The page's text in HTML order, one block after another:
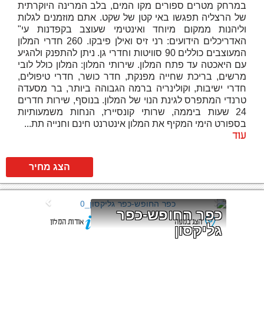
במרחק מטרים ספורים מקו המים, בלב המרינה היוקרתית
של הרצליה תפגשו באי קטן של שקט. אתם מוזמנים לגלות
וליהנות ממקום מיוחד ואינטימי שעוצב בקפדנות עי"
האדריכלים הידועים: רני זיס ואילן פיבקו. 260 חדרי המלון
המעוצבים כוללים 90 סוויטות וחדרי גן. ניתן להתפנק ולהגיע
עם היאכטה עד פתח המלון. שירותי המלון: המלון כולל לובי
מרשים, בריכת שחייה מפנקת, חדר כושר, חדרי טיפולים,
חדרי ישיבות, וקולינריה ברמה הגבוהה ביותר, בר מסעדה
טרנדי המתפרס לגינת הנוי של המלון. בנוסף, שירות חדרים
24 שעות ביממה, שרותי קונסיירז, הנחות משמעותיות
בספורט הימי המקיף את המלון אינטרנט חינם וחנייה תת...
עוד
הצג מחיר
כפר החופש-כפר
גליקסון
הצג במפה אודות המלון